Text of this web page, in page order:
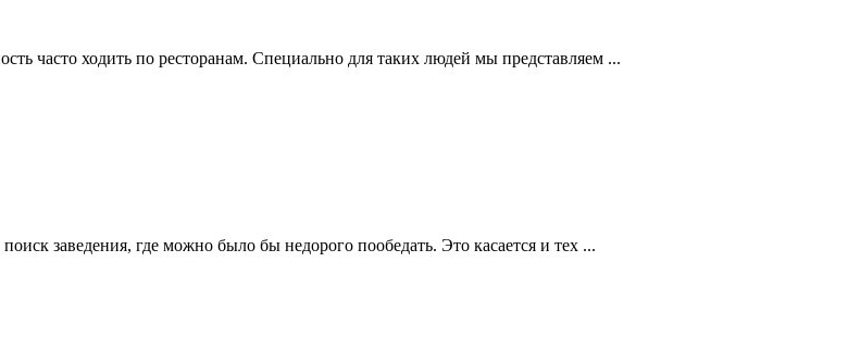
часто ходить по ресторанам. Специально для таких людей мы представляем ...
заведения, где можно было бы недорого пообедать. Это касается и тех ...